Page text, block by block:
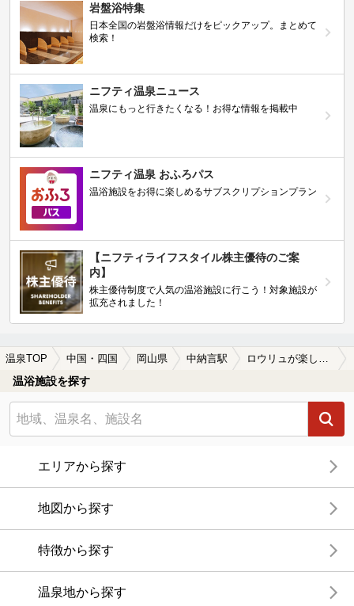
岩盤浴特集
日本全国の岩盤浴情報だけをピックアップ。まとめて
検索！
ニフティ温泉ニュース
温泉にもっと行きたくなる！お得な情報を掲載中
ニフティ温泉 おふろパス
温浴施設をお得に楽しめるサブスクリプションプラン
【ニフティライフスタイル株主優待のご案
内】
株主優待制度で人気の温浴施設に行こう！対象施設が
拡充されました！
温泉TOP 中国・四国 岡山県 中納言駅 ロウリュが楽しめる中納言駅近くの温泉、日帰り温泉、スーパー銭湯おすすめ
温浴施設を探す
エリアから探す
地図から探す
特徴から探す
温泉地から探す